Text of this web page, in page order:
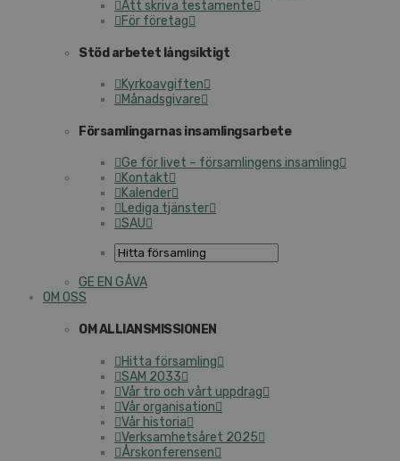
Att skriva testamente
För företag
Stöd arbetet långsiktigt
Kyrkoavgiften
Månadsgivare
Församlingarnas insamlingsarbete
Ge för livet – församlingens insamling
Kontakt
Kalender
Lediga tjänster
SAU
GE EN GÅVA
OM OSS
OM ALLIANSMISSIONEN
Hitta församling
SAM 2033
Vår tro och vårt uppdrag
Vår organisation
Vår historia
Verksamhetsåret 2025
Årskonferensen